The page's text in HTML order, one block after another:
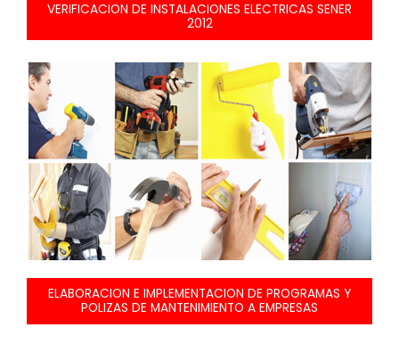
VERIFICACION DE INSTALACIONES ELECTRICAS SENER
2012
ELABORACION E IMPLEMENTACION DE PROGRAMAS Y
POLIZAS DE MANTENIMIENTO A EMPRESAS